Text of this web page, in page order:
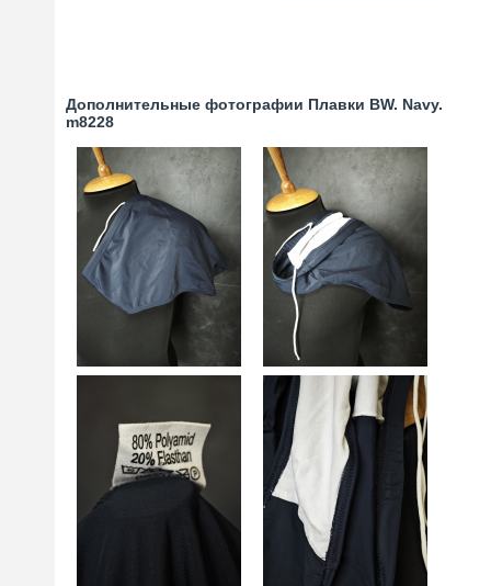
Дополнительные фотографии Плавки BW. Navy.
m8228